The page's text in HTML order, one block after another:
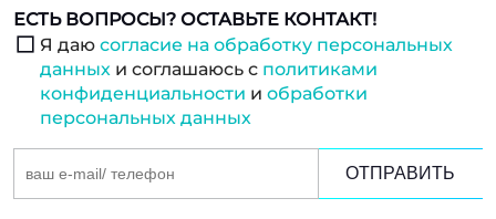
ЕСТЬ ВОПРОСЫ? ОСТАВЬТЕ КОНТАКТ!
Я даю согласие на обработку персональных
данных и соглашаюсь с политиками
конфиденциальности и обработки
персональных данных
ОТПРАВИТЬ